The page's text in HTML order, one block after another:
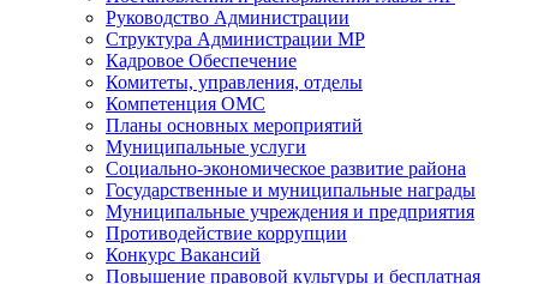
Руководство Администрации
Структура Администрации МР
Кадровое Обеспечение
Комитеты, управления, отделы
Компетенция ОМС
Планы основных мероприятий
Муниципальные услуги
Социально-экономическое развитие района
Государственные и муниципальные награды
Муниципальные учреждения и предприятия
Противодействие коррупции
Конкурс Вакансий
Повышение правовой культуры и бесплатная